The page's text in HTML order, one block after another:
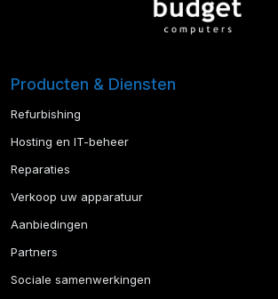
Producten & Diensten
Refurbishing
Hosting en IT-beheer
Reparaties
Verkoop uw apparatuur
Aanbiedingen
Partners
Sociale samenwerkingen